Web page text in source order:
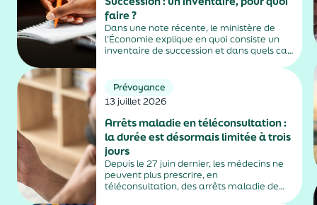
faire ?
Dans une note récente, le ministère de
l’Économie explique en quoi consiste un
inventaire de succession et dans quels cas
Prévoyance
13 juillet 2026
Arrêts maladie en téléconsultation :
la durée est désormais limitée à trois
jours
Depuis le 27 juin dernier, les médecins ne
peuvent plus prescrire, en
téléconsultation, des arrêts maladie de